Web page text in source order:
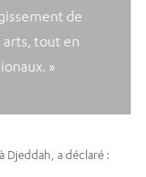
de
arts, tout en
»
Djeddah, a déclaré :